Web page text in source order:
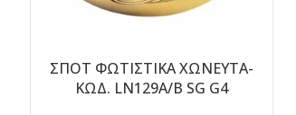
ΣΠΟΤ ΦΩΤΙΣΤΙΚΑ ΧΩΝΕΥΤΑ-
ΚΩΔ. LN129A/B SG G4